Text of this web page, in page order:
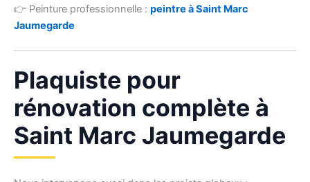
👉 Peinture professionnelle : peintre à Saint Marc
Jaumegarde
Plaquiste pour
rénovation complète à
Saint Marc Jaumegarde